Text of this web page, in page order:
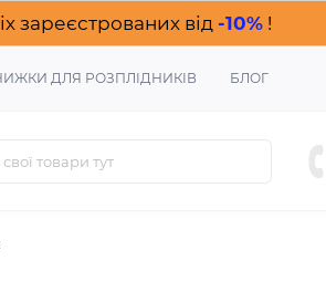
зареєстрованих від -10%!
ДЛЯ РОЗПЛІДНИКІВ БЛОГ